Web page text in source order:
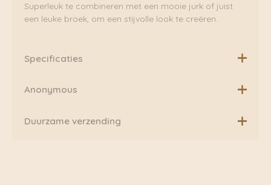
Superleuk te combineren met een mooie jurk of juist
een leuke broek, om een stijvolle look te creëren.
Specificaties
Gemaakt in Portugal
Anonymous
Anonymous Copenhagen is een Deens schoenenmerk
Duurzame verzending